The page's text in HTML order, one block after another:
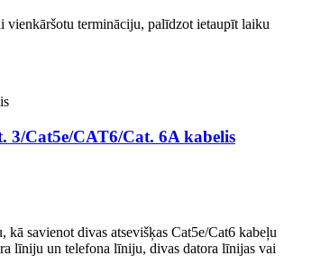
termināciju, palīdzot ietaupīt laiku
3/Cat5e/CAT6/Cat. 6A kabelis
savienot divas atsevišķas Cat5e/Cat6 kabeļu
līniju un telefona līniju, divas datora līnijas vai